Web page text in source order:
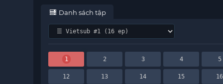
Danh sách tập
1 2 3 4 5
12 13 14 15 16